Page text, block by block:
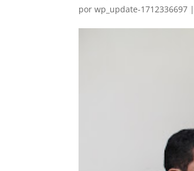
porwp_update-1712336697 |